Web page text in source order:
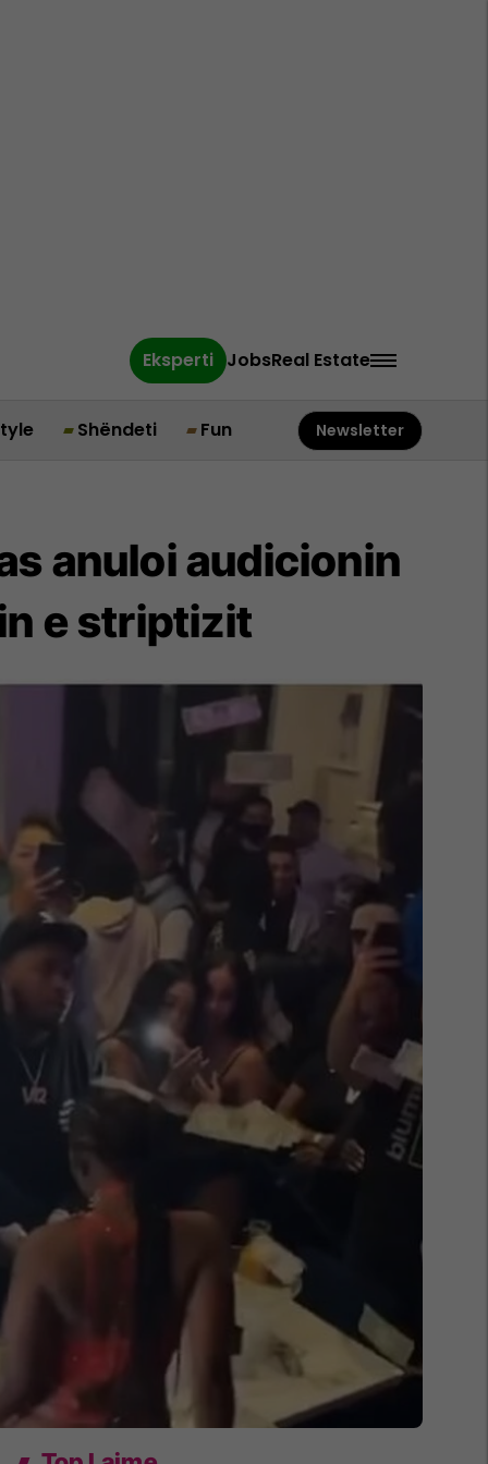
Eksperti JobsReal Estate
Shëndeti Fun Newsletter
anuloi audicionin
e striptizit